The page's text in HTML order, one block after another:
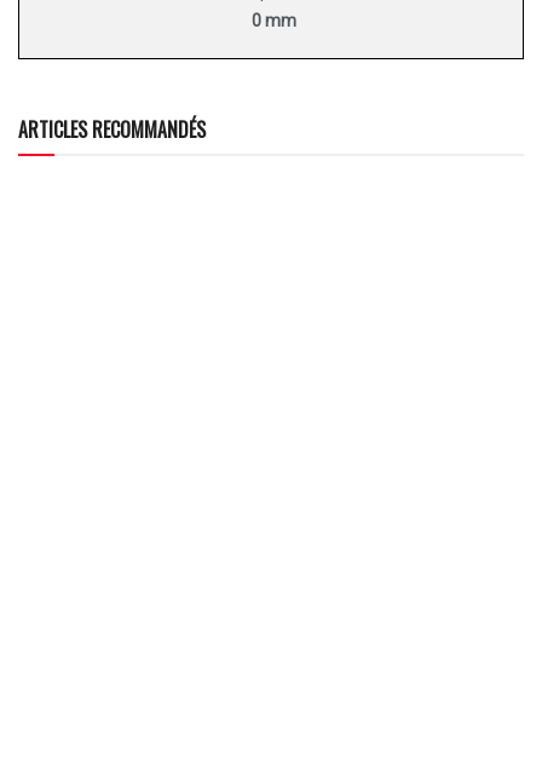
0 mm
ARTICLES RECOMMANDÉS